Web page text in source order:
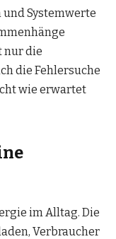
und Systemwerte
nur die
die Fehlersuche
wie erwartet
im Alltag. Die
Verbraucher